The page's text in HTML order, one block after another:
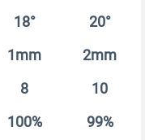
18° 20°
1mm 2mm
8 10
100% 99%